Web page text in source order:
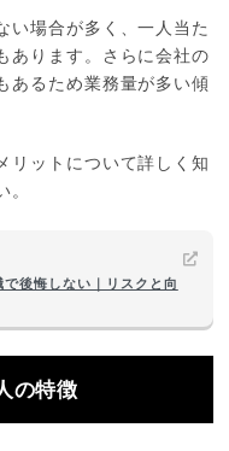
い場合が多く、一人当た
あります。さらに会社の
あるため業務量が多い傾
リットについて詳しく知
。
後悔しない｜リスクと向
の特徴